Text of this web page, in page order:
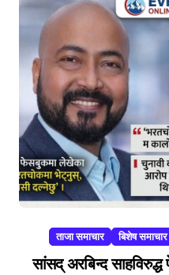
ताजा समाचार बिशेष समाचार
सांसद् अरबिन्द